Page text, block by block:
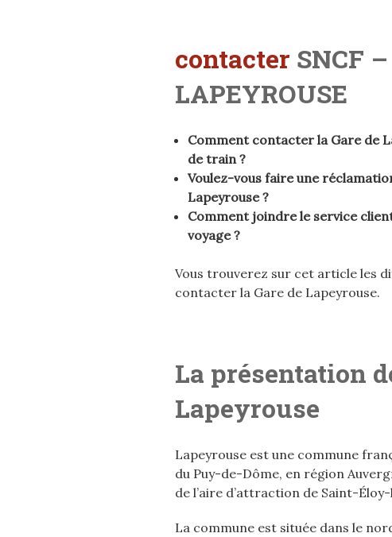
contacter SNCF
LAPEYROUSE
Comment contacter la Gare de
de train ?
Voulez-vous faire une
Lapeyrouse ?
Comment joindre le service
voyage ?
Vous trouverez sur cet article les
contacter la Gare de Lapeyrouse.
La présentation
Lapeyrouse
Lapeyrouse est une commune
du Puy-de-Dôme, en région
de l’aire d’attraction de Saint-
La commune est située dans le